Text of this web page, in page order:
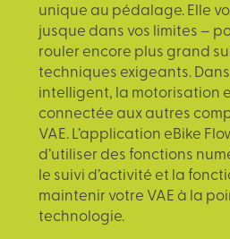
unique au pédalage. Elle
jusque dans vos limites –
rouler encore plus grand
techniques exigeants.
intelligent, la motorisation
connectée aux autres
VAE. L’application eBike
d’utiliser des fonctions
le suivi d’activité et la
maintenir votre VAE à la
technologie.